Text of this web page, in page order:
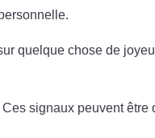
quelque chose de
signaux peuvent être